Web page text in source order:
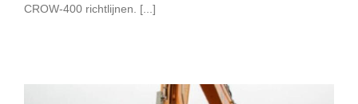
CROW-400 richtlijnen. [...]